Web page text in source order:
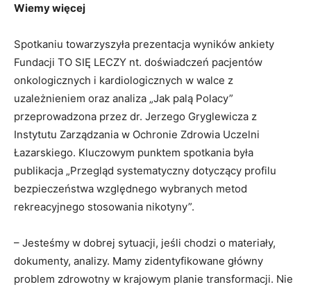
Wiemy więcej
Spotkaniu towarzyszyła prezentacja wyników ankiety
Fundacji TO SIĘ LECZY nt. doświadczeń pacjentów
onkologicznych i kardiologicznych w walce z
uzależnieniem oraz analiza „Jak palą Polacy”
przeprowadzona przez dr. Jerzego Gryglewicza z
Instytutu Zarządzania w Ochronie Zdrowia Uczelni
Łazarskiego. Kluczowym punktem spotkania była
publikacja „Przegląd systematyczny dotyczący profilu
bezpieczeństwa względnego wybranych metod
rekreacyjnego stosowania nikotyny”.
– Jesteśmy w dobrej sytuacji, jeśli chodzi o materiały,
dokumenty, analizy. Mamy zidentyfikowane główny
problem zdrowotny w krajowym planie transformacji. Nie